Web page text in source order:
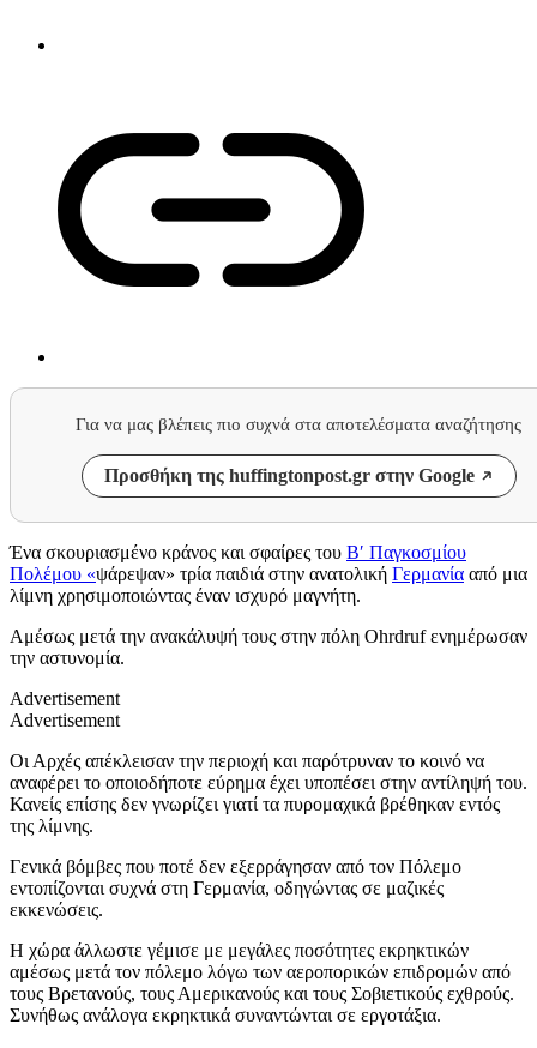
Για να μας βλέπεις πιο συχνά στα αποτελέσματα αναζήτησης
Προσθήκη της huffingtonpost.gr στην Google
Ένα σκουριασμένο κράνος και σφαίρες του Β′ Παγκοσμίου
Πολέμου «ψάρεψαν» τρία παιδιά στην ανατολική Γερμανία από μια
λίμνη χρησιμοποιώντας έναν ισχυρό μαγνήτη.
Αμέσως μετά την ανακάλυψή τους στην πόλη Ohrdruf ενημέρωσαν
την αστυνομία.
Advertisement
Advertisement
Οι Αρχές απέκλεισαν την περιοχή και παρότρυναν το κοινό να
αναφέρει το οποιοδήποτε εύρημα έχει υποπέσει στην αντίληψή του.
Κανείς επίσης δεν γνωρίζει γιατί τα πυρομαχικά βρέθηκαν εντός
της λίμνης.
Γενικά βόμβες που ποτέ δεν εξερράγησαν από τον Πόλεμο
εντοπίζονται συχνά στη Γερμανία, οδηγώντας σε μαζικές
εκκενώσεις.
Η χώρα άλλωστε γέμισε με μεγάλες ποσότητες εκρηκτικών
αμέσως μετά τον πόλεμο λόγω των αεροπορικών επιδρομών από
τους Βρετανούς, τους Αμερικανούς και τους Σοβιετικούς εχθρούς.
Συνήθως ανάλογα εκρηκτικά συναντώνται σε εργοτάξια.